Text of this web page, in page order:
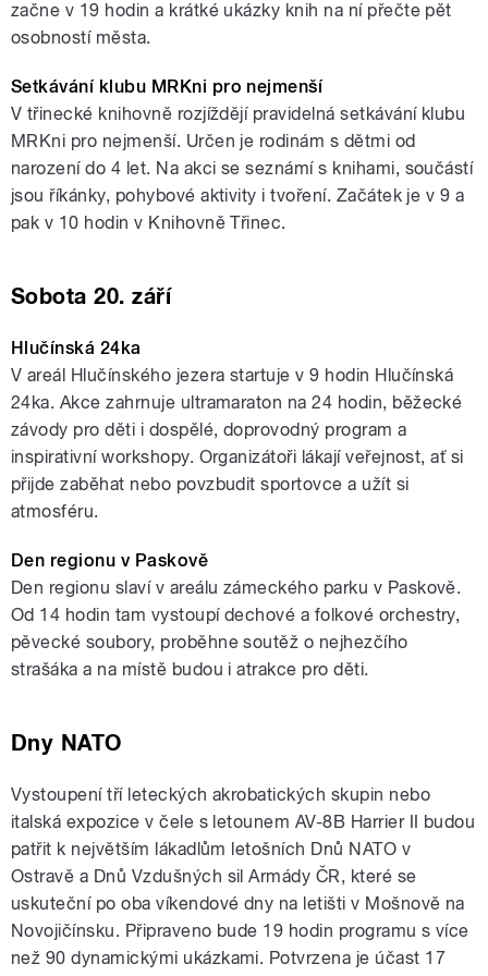
začne v 19 hodin a krátké ukázky knih na ní přečte pět
osobností města.
Setkávání klubu MRKni pro nejmenší
V třinecké knihovně rozjíždějí pravidelná setkávání klubu
MRKni pro nejmenší. Určen je rodinám s dětmi od
narození do 4 let. Na akci se seznámí s knihami, součástí
jsou říkánky, pohybové aktivity i tvoření. Začátek je v 9 a
pak v 10 hodin v Knihovně Třinec.
Sobota 20. září
Hlučínská 24ka
V areál Hlučínského jezera startuje v 9 hodin Hlučínská
24ka. Akce zahrnuje ultramaraton na 24 hodin, běžecké
závody pro děti i dospělé, doprovodný program a
inspirativní workshopy. Organizátoři lákají veřejnost, ať si
přijde zaběhat nebo povzbudit sportovce a užít si
atmosféru.
Den regionu v Paskově
Den regionu slaví v areálu zámeckého parku v Paskově.
Od 14 hodin tam vystoupí dechové a folkové orchestry,
pěvecké soubory, proběhne soutěž o nejhezčího
strašáka a na místě budou i atrakce pro děti.
Dny NATO
Vystoupení tří leteckých akrobatických skupin nebo
italská expozice v čele s letounem AV-8B Harrier II budou
patřit k největším lákadlům letošních Dnů NATO v
Ostravě a Dnů Vzdušných sil Armády ČR, které se
uskuteční po oba víkendové dny na letišti v Mošnově na
Novojičínsku. Připraveno bude 19 hodin programu s více
než 90 dynamickými ukázkami. Potvrzena je účast 17